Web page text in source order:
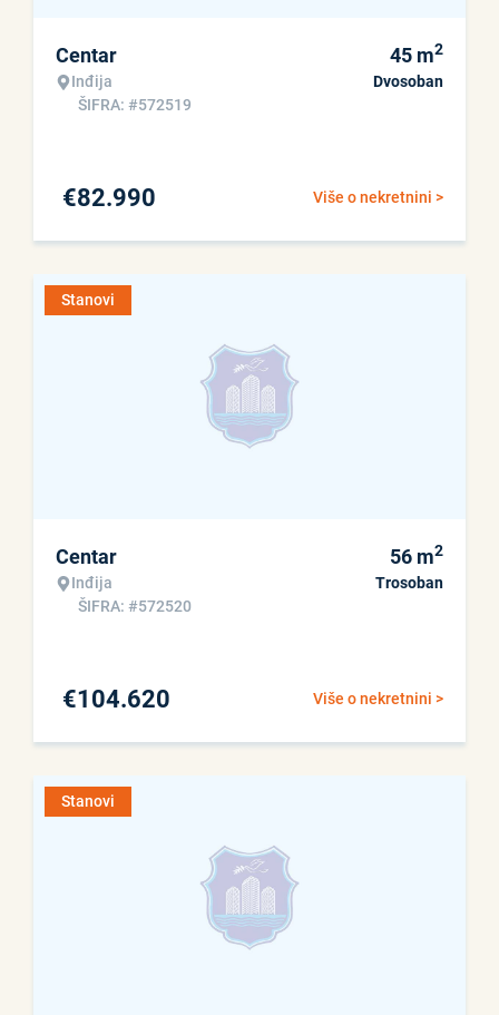
Centar
Inđija
ŠIFRA: #572519
45 m2
Dvosoban
Više o nekretnini >
€82.990
Stanovi
Centar
Inđija
ŠIFRA: #572520
56 m2
Trosoban
Više o nekretnini >
€104.620
Stanovi